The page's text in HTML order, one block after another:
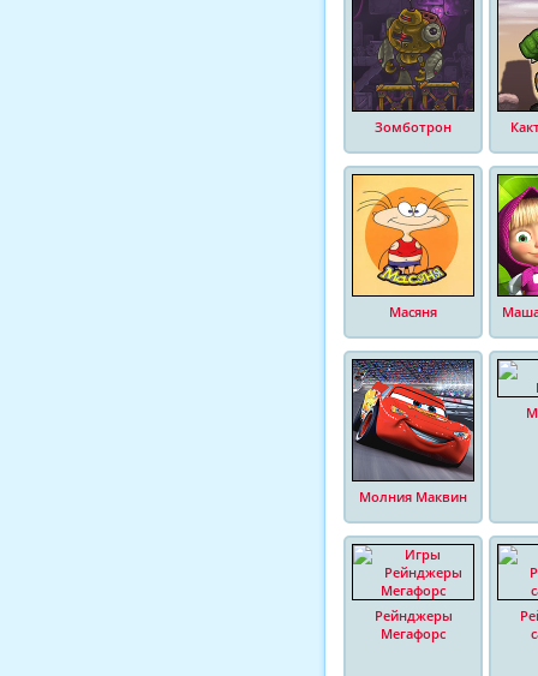
Зомботрон
Масяня
Молния Маквин
Рейнджеры
Мегафорс